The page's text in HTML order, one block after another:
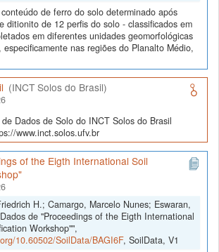
de ferro do solo determinado após
ditionito de 12 perfis do solo - classificados em
em diferentes unidades geomorfológicas
nas regiões do Planalto Médio,
(INCT Solos do Brasil)
Dados de Solo do INCT Solos do Brasil
www.inct.solos.ufv.br
of the Eigth International Soil
H.; Camargo, Marcelo Nunes; Eswaran,
de "Proceedings of the Eigth International
Workshop"",
10.60502/SoilData/BAGI6F, SoilData, V1